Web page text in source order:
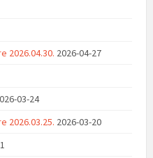
2026.04.30. 2026-04-27
03-24
2026.03.25. 2026-03-20